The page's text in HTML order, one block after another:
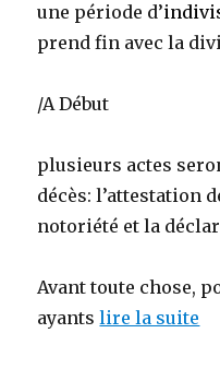
une période d’
prend fin avec la
/A Début
plusieurs actes
décès: l’attestation
notoriété et la
Avant toute chose,
ayantslire la suite